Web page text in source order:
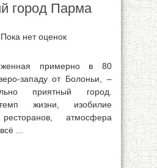
город Парма
Пока нет оценок
примерно в 80
западу от Болоньи, –
приятный город.
жизни, изобилие
атмосфера
...